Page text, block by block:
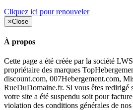
Cliquez ici pour renouveler
×Close
À propos
Cette page a été créée par la société
propriétaire des marques
discount.com, 007Hebergement.com,
RueDuDomaine.fr. Si vous êtes redirigé
votre site a été suspendu soit pour
violation des conditions générales de nos